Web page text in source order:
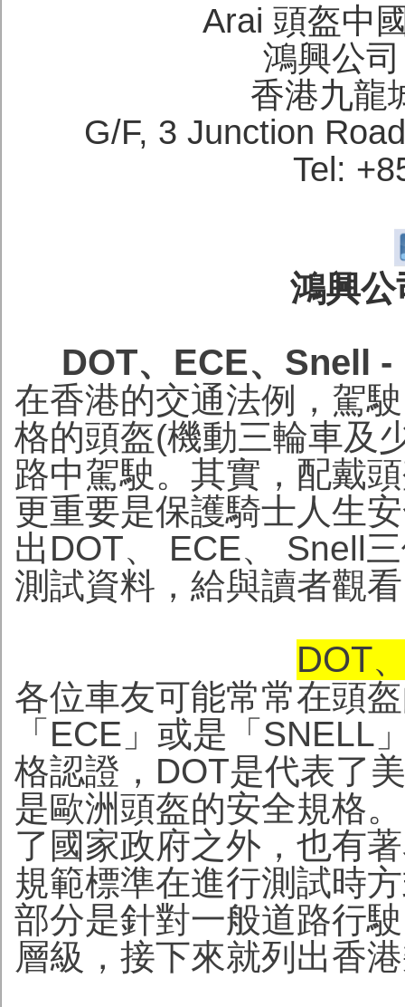
Arai 頭盔中
鴻興公
香港九龍
G/F, 3 Junction
Tel:
鴻興
DOT、ECE、Snell
在香港的交通法例，駕
格的頭盔(機動三輪車及
路中駕駛。其實，配戴
更重要是保護騎士人生
出DOT、 ECE、 Snell
測試資料，給與讀者觀
DOT
各位車友可能常常在頭
「ECE」或是「SNELL
格認證，DOT是代表了
是歐洲頭盔的安全規格。
了國家政府之外，也有
規範標準在進行測試時
部分是針對一般道路行
層級，接下來就列出香